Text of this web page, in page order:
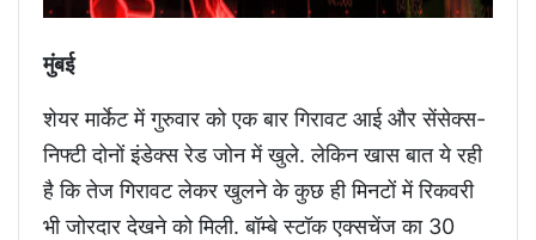
मुंबई
शेयर मार्केट में गुरुवार को एक बार गिरावट आई और सेंसेक्स-
निफ्टी दोनों इंडेक्स रेड जोन में खुले. लेकिन खास बात ये रही
है कि तेज गिरावट लेकर खुलने के कुछ ही मिनटों में रिकवरी
भी जोरदार देखने को मिली. बॉम्बे स्टॉक एक्सचेंज का 30